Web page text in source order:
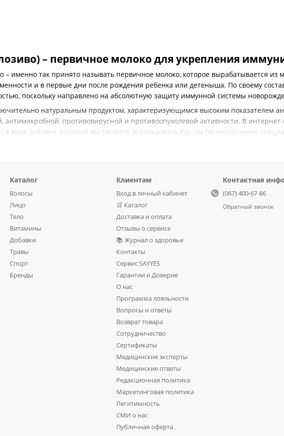
– первичное молоко для укрепления
– именно так принято называть первичное молоко, которое вырабатывается
и в первые дни после рождения ребенка или детеныша. По своему
поскольку направлено на абсолютную защиту иммунной системы
натуральным продуктом, характеризующимся высоким показателем
антимикробной, противовирусной и противоопухолевой активности. В интернет-
в виде добавки, который вы сможете использовать курсом по назначению
множество иммуномодуляторов и иммунопротекторов, что и
важные микроэлементы и вещества:
группа кровяной плазмы, которая вырабатывается из лимфоцитов и
– выступают в роли природных антибиотиков;
кровяной плазмы;
белки и пептиды, важные для поддержания общей жизнеспособности
молозива нутриенты обеспечивают восстанавливающие,
колострум в виде пищевой добавки в следующих ситуациях:
Каталог
Волосы
Лицо
Тело
Витамины
Добавки
Травы
Спорт
Бренды
Клиентам
Вход в личный кабинет
🛒 Каталог
Доставка и оплата
Отзывы о сервисе
📚 Журнал о здоровье
Контакты
Сервис SAYYES
Гарантии и Доверие
О нас
Программа лояльности
Вопросы и ответы
Возврат товара
Сотрудничество
Сертификаты
Медицинские эксперты
Медицинские ответы
Редакционная политика
Маркетинговая политика
Легитимность
СМИ о нас
Публичная оферта
Контактная
(067) 400-67-86
Обратный звонок